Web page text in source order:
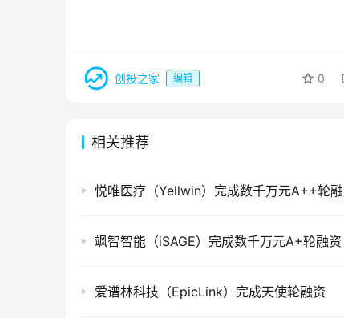
创投之家 编辑 0
相关推荐
悦唯医疗（Yellwin）完成数千万元A++轮
飒智智能（iSAGE）完成数千万元A+轮融资
爱谱林科技（EpicLink）完成天使轮融资